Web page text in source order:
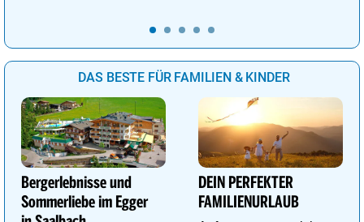
DAS BESTE FÜR FAMILIEN & KINDER
Bergerlebnisse und
Sommerliebe im Egger
DEIN PERFEKTER
FAMILIENURLAUB